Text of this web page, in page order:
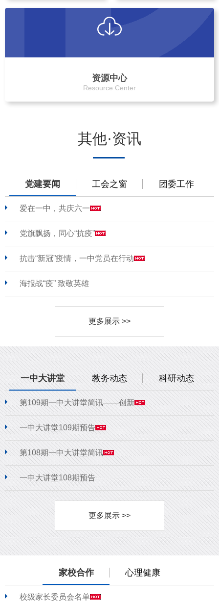
资源中心
Resource Center
其他·资讯
党建要闻 工会之窗 团委工作
爱在一中，共庆六一
党旗飘扬，同心“抗疫”
抗击“新冠”疫情，一中党员在行动
海报战“疫” 致敬英雄
更多展示 >>
一中大讲堂 教务动态 科研动态
第109期一中大讲堂简讯——创新
一中大讲堂109期预告
第108期一中大讲堂简讯
一中大讲堂108期预告
更多展示 >>
家校合作 心理健康
校级家长委员会名单